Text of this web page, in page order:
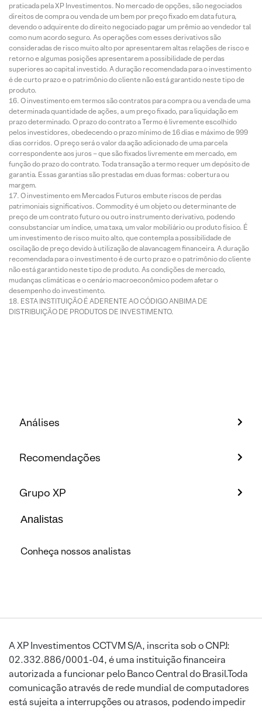
praticada pela XP Investimentos. No mercado de opções, são negociados
direitos de compra ou venda de um bem por preço fixado em data futura,
devendo o adquirente do direito negociado pagar um prêmio ao vendedor tal
como num acordo seguro. As operações com esses derivativos são
consideradas de risco muito alto por apresentarem altas relações de risco e
retorno e algumas posições apresentarem a possibilidade de perdas
superiores ao capital investido. A duração recomendada para o investimento
é de curto prazo e o patrimônio do cliente não está garantido neste tipo de
produto.
O investimento em termos são contratos para compra ou a venda de uma
determinada quantidade de ações, a um preço fixado, para liquidação em
prazo determinado. O prazo do contrato a Termo é livremente escolhido
pelos investidores, obedecendo o prazo mínimo de 16 dias e máximo de 999
dias corridos. O preço será o valor da ação adicionado de uma parcela
correspondente aos juros – que são fixados livremente em mercado, em
função do prazo do contrato. Toda transação a termo requer um depósito de
garantia. Essas garantias são prestadas em duas formas: cobertura ou
margem.
O investimento em Mercados Futuros embute riscos de perdas
patrimoniais significativos. Commodity é um objeto ou determinante de
preço de um contrato futuro ou outro instrumento derivativo, podendo
consubstanciar um índice, uma taxa, um valor mobiliário ou produto físico. É
um investimento de risco muito alto, que contempla a possibilidade de
oscilação de preço devido à utilização de alavancagem financeira. A duração
recomendada para o investimento é de curto prazo e o patrimônio do cliente
não está garantido neste tipo de produto. As condições de mercado,
mudanças climáticas e o cenário macroeconômico podem afetar o
desempenho do investimento.
ESTA INSTITUIÇÃO É ADERENTE AO CÓDIGO ANBIMA DE
DISTRIBUIÇÃO DE PRODUTOS DE INVESTIMENTO.
Análises
Recomendações
Grupo XP
Analistas
Conheça nossos analistas
A XP Investimentos CCTVM S/A, inscrita sob o CNPJ:
02.332.886/0001-04, é uma instituição financeira
autorizada a funcionar pelo Banco Central do Brasil.Toda
comunicação através de rede mundial de computadores
está sujeita a interrupções ou atrasos, podendo impedir